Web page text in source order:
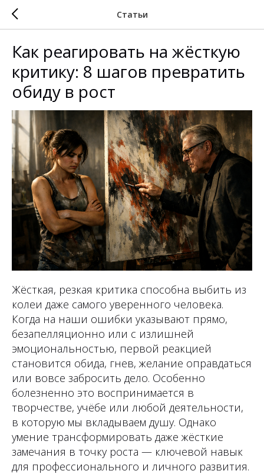
Статьи
Как реагировать на жёсткую
критику: 8 шагов превратить
обиду в рост
Жёсткая, резкая критика способна выбить из
колеи даже самого уверенного человека.
Когда на наши ошибки указывают прямо,
безапелляционно или с излишней
эмоциональностью, первой реакцией
становится обида, гнев, желание оправдаться
или вовсе забросить дело. Особенно
болезненно это воспринимается в
творчестве, учёбе или любой деятельности,
в которую мы вкладываем душу. Однако
умение трансформировать даже жёсткие
замечания в точку роста — ключевой навык
для профессионального и личного развития.